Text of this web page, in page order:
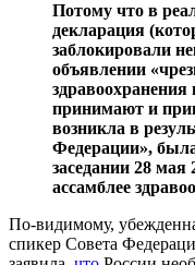
Потому что в
декларация
заблокировали
объявлении
принимают и
возникла в
Федерации»,
заседании 28 мая
ассамблее
По-видимому,
спикер Совета